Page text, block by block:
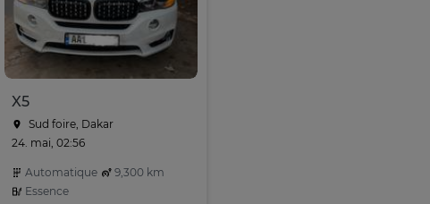
X5
Sud foire, Dakar
24. mai, 02:56
Automatique
9,300 km
Essence